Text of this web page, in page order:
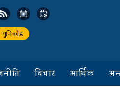
युनिकोड
विचार आर्थिक